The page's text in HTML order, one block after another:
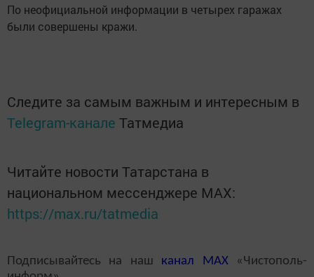
По неофициальной информации в четырех гаражах
были совершены кражи.
Следите за самым важным и интересным в
Telegram-канале Татмедиа
Читайте новости Татарстана в
национальном мессенджере MАХ:
https://max.ru/tatmedia
Подписывайтесь на наш канал MAX«Чистополь-